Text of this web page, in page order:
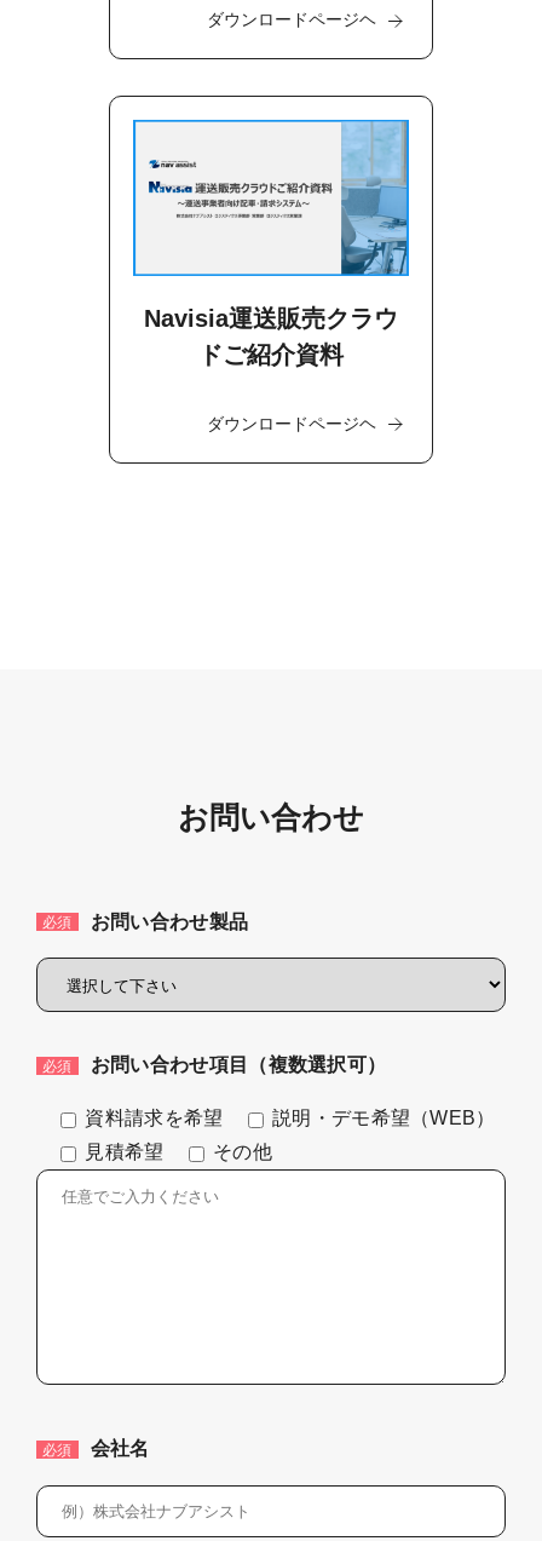
ダウンロードページヘ
Navisia運送販売クラウ
ドご紹介資料
ダウンロードページヘ
お問い合わせ
必須 お問い合わせ製品
必須 お問い合わせ項目（複数選択可）
資料請求を希望
説明・デモ希望（WEB）
見積希望
その他
必須 会社名